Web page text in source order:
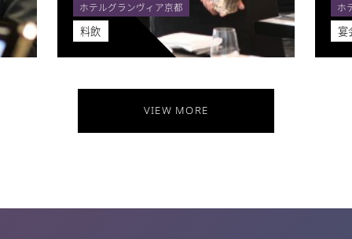
ホテルグランヴィア京都
料飲
ホ
宴
VIEW MORE